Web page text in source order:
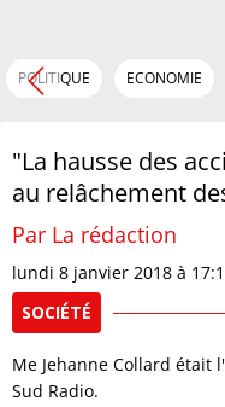
POLITIQUE ECONOMIE
"La hausse des
au relâchement
Par La rédaction
lundi 8 janvier 2018 à
SOCIÉTÉ
Me Jehanne Collard était
Sud Radio.